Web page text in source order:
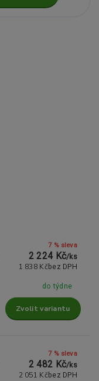
7 % sleva
2 224 Kč/ks
1 838 Kč bez DPH
do týdne
Zvolit variantu
7 % sleva
2 482 Kč/ks
2 051 Kč bez DPH